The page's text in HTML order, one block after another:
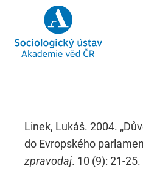
Linek, Lukáš. 2004.
do Evropského
zpravodaj. 10 (9): 21-